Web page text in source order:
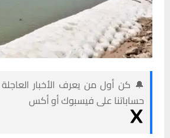
🔔 كن أول من يعرف الأخبار العاجلة
حساباتنا على فيسبوك أو أكس